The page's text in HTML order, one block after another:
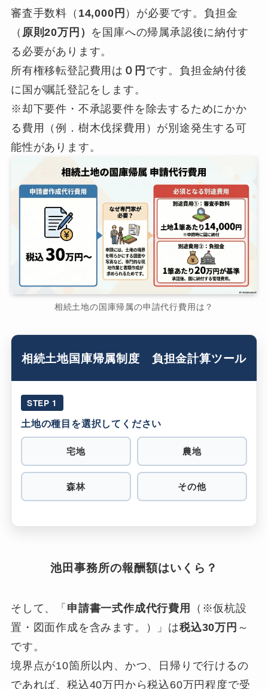
審査手数料（ 14,000円 ）が必要です。負担金
（ 原則20万円） を国庫への帰属承認後に納付す
る必要があります。
所有権移転登記費用は ０円 です。負担金納付後
に国が嘱託登記をします。
※却下要件・不承認要件を除去するためにかか
る費用（例．樹木伐採費用）が別途発生する可
能性があります。
相続土地の国庫帰属の申請代行費用は？
相続土地国庫帰属制度 負担金計算ツール
STEP 1
土地の種目を選択してください
宅地 農地
森林 その他
池田事務所の報酬額はいくら？
そして、「 申請書一式作成代行費用
（※仮杭設
置・図面作成を含みます。）」は税込30万円 ～
です。
境界点が10箇所以内、かつ、日帰りで行けるの
であれば、税込40万円から税込60万円程度で受